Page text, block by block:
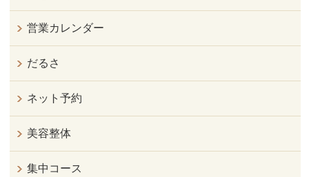
営業カレンダー
だるさ
ネット予約
美容整体
集中コース